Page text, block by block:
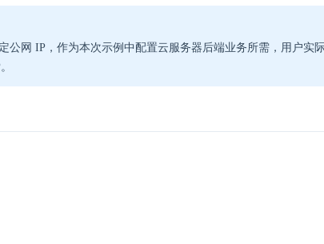
公网 IP，作为本次示例中配置云服务器后端业务所需，用户实